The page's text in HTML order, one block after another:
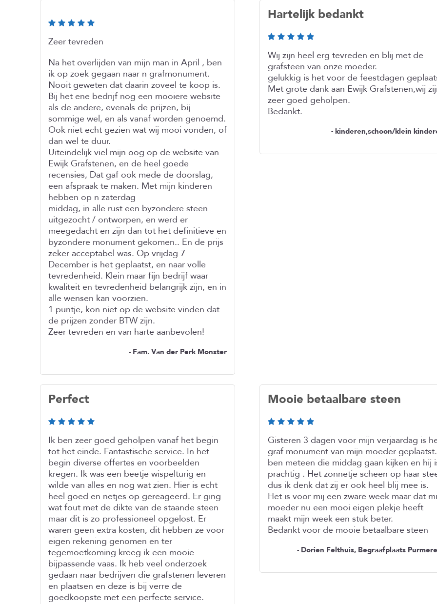
Zeer tevreden
Na het overlijden van mijn man in April , ben
ik op zoek gegaan naar n grafmonument.
Nooit geweten dat daarin zoveel te koop is.
Bij het ene bedrijf nog een mooiere website
als de andere, evenals de prijzen, bij
sommige wel, en als vanaf worden genoemd.
Ook niet echt gezien wat wij mooi vonden, of
dan wel te duur.
Uiteindelijk viel mijn oog op de website van
Ewijk Grafstenen, en de heel goede
recensies, Dat gaf ook mede de doorslag,
een afspraak te maken. Met mijn kinderen
hebben op n zaterdag
middag, in alle rust een byzondere steen
uitgezocht / ontworpen, en werd er
meegedacht en zijn dan tot het definitieve en
byzondere monument gekomen.. En de prijs
zeker acceptabel was. Op vrijdag 7
December is het geplaatst, en naar volle
tevredenheid. Klein maar fijn bedrijf waar
kwaliteit en tevredenheid belangrijk zijn, en in
alle wensen kan voorzien.
1 puntje, kon niet op de website vinden dat
de prijzen zonder BTW zijn.
Zeer tevreden en van harte aanbevolen!
- Fam. Van der Perk Monster
Hartelijk bedankt
Wij zijn heel erg tevreden en blij met de
grafsteen van onze moeder.
gelukkig is het voor de feestdagen
Met grote dank aan Ewijk Grafstenen,wij
zeer goed geholpen.
Bedankt.
- kinderen,schoon/klein
Perfect
Ik ben zeer goed geholpen vanaf het begin
tot het einde. Fantastische service. In het
begin diverse offertes en voorbeelden
kregen. Ik was een beetje wispelturig en
wilde van alles en nog wat zien. Hier is echt
heel goed en netjes op gereageerd. Er ging
wat fout met de dikte van de staande steen
maar dit is zo professioneel opgelost. Er
waren geen extra kosten, dit hebben ze voor
eigen rekening genomen en ter
tegemoetkoming kreeg ik een mooie
bijpassende vaas. Ik heb veel onderzoek
gedaan naar bedrijven die grafstenen leveren
en plaatsen en deze is bij verre de
goedkoopste met een perfecte service.
Mooie betaalbare steen
Gisteren 3 dagen voor mijn verjaardag is
graf monument van mijn moeder
ben meteen die middag gaan kijken en hij
prachtig . Het zonnetje scheen op haar
dus ik denk dat zij er ook heel blij mee is.
Het is voor mij een zware week maar dat
moeder nu een mooi eigen plekje heeft
maakt mijn week een stuk beter.
Bedankt voor de mooie betaalbare steen
- Dorien Felthuis, Begraafplaats